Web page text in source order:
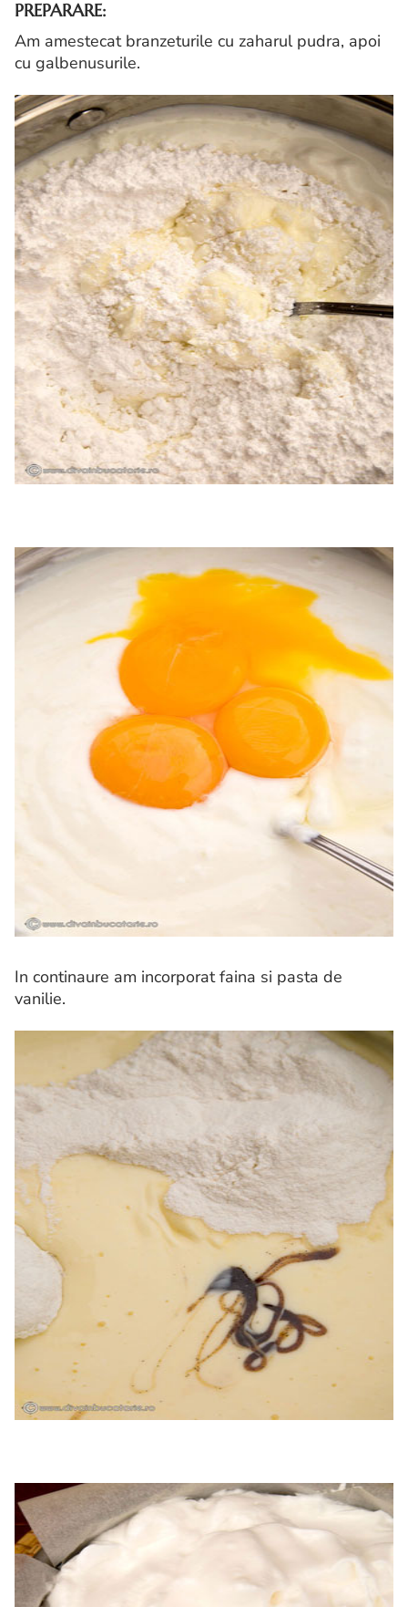
PREPARARE:
Am amestecat branzeturile cu zaharul pudra, apoi
cu galbenusurile.
In continaure am incorporat faina si pasta de
vanilie.